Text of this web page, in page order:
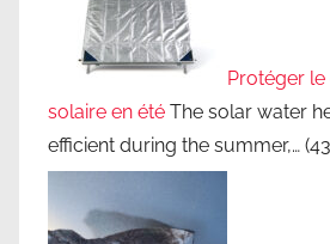
Protéger
solaire en été The solar water
efficient during the summer,…